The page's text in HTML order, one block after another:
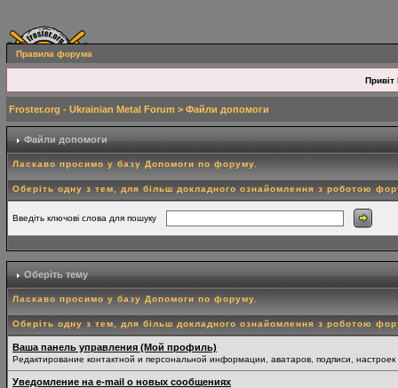
Правила форума
Привіт
Froster.org - Ukrainian Metal Forum > Файли допомоги
Файли допомоги
Ласкаво просимо у базу Допомоги по форуму.
Оберіть одну з тем, для більш докладного ознайомлення з роботою
Введіть ключові слова для пошуку
Оберіть тему
Ласкаво просимо у базу Допомоги по форуму.
Оберіть одну з тем, для більш докладного ознайомлення з роботою
Ваша панель управления (Мой профиль)
Редактирование контактной и персональной информации, аватаров, подписи,
Уведомление на e-mail о новых сообщениях